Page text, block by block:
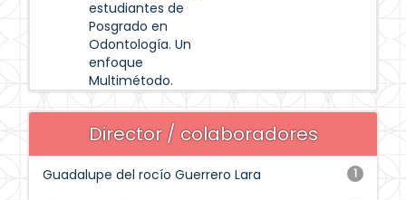
estudiantes de
Posgrado en
Odontología. Un
enfoque
Multimétodo.
Director / colaboradores
1
Guadalupe del rocío Guerrero Lara